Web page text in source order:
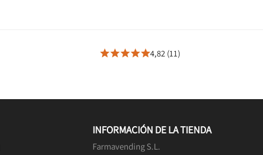
4,82 (11)
INFORMACIÓN DE LA TIENDA
Farmavending S.L.